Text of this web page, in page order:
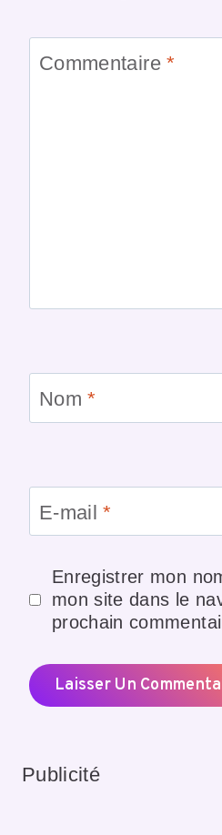
Commentaire*
Nom*
E-mail*
Enregistrer mon
mon site dans le
prochain
Publicité